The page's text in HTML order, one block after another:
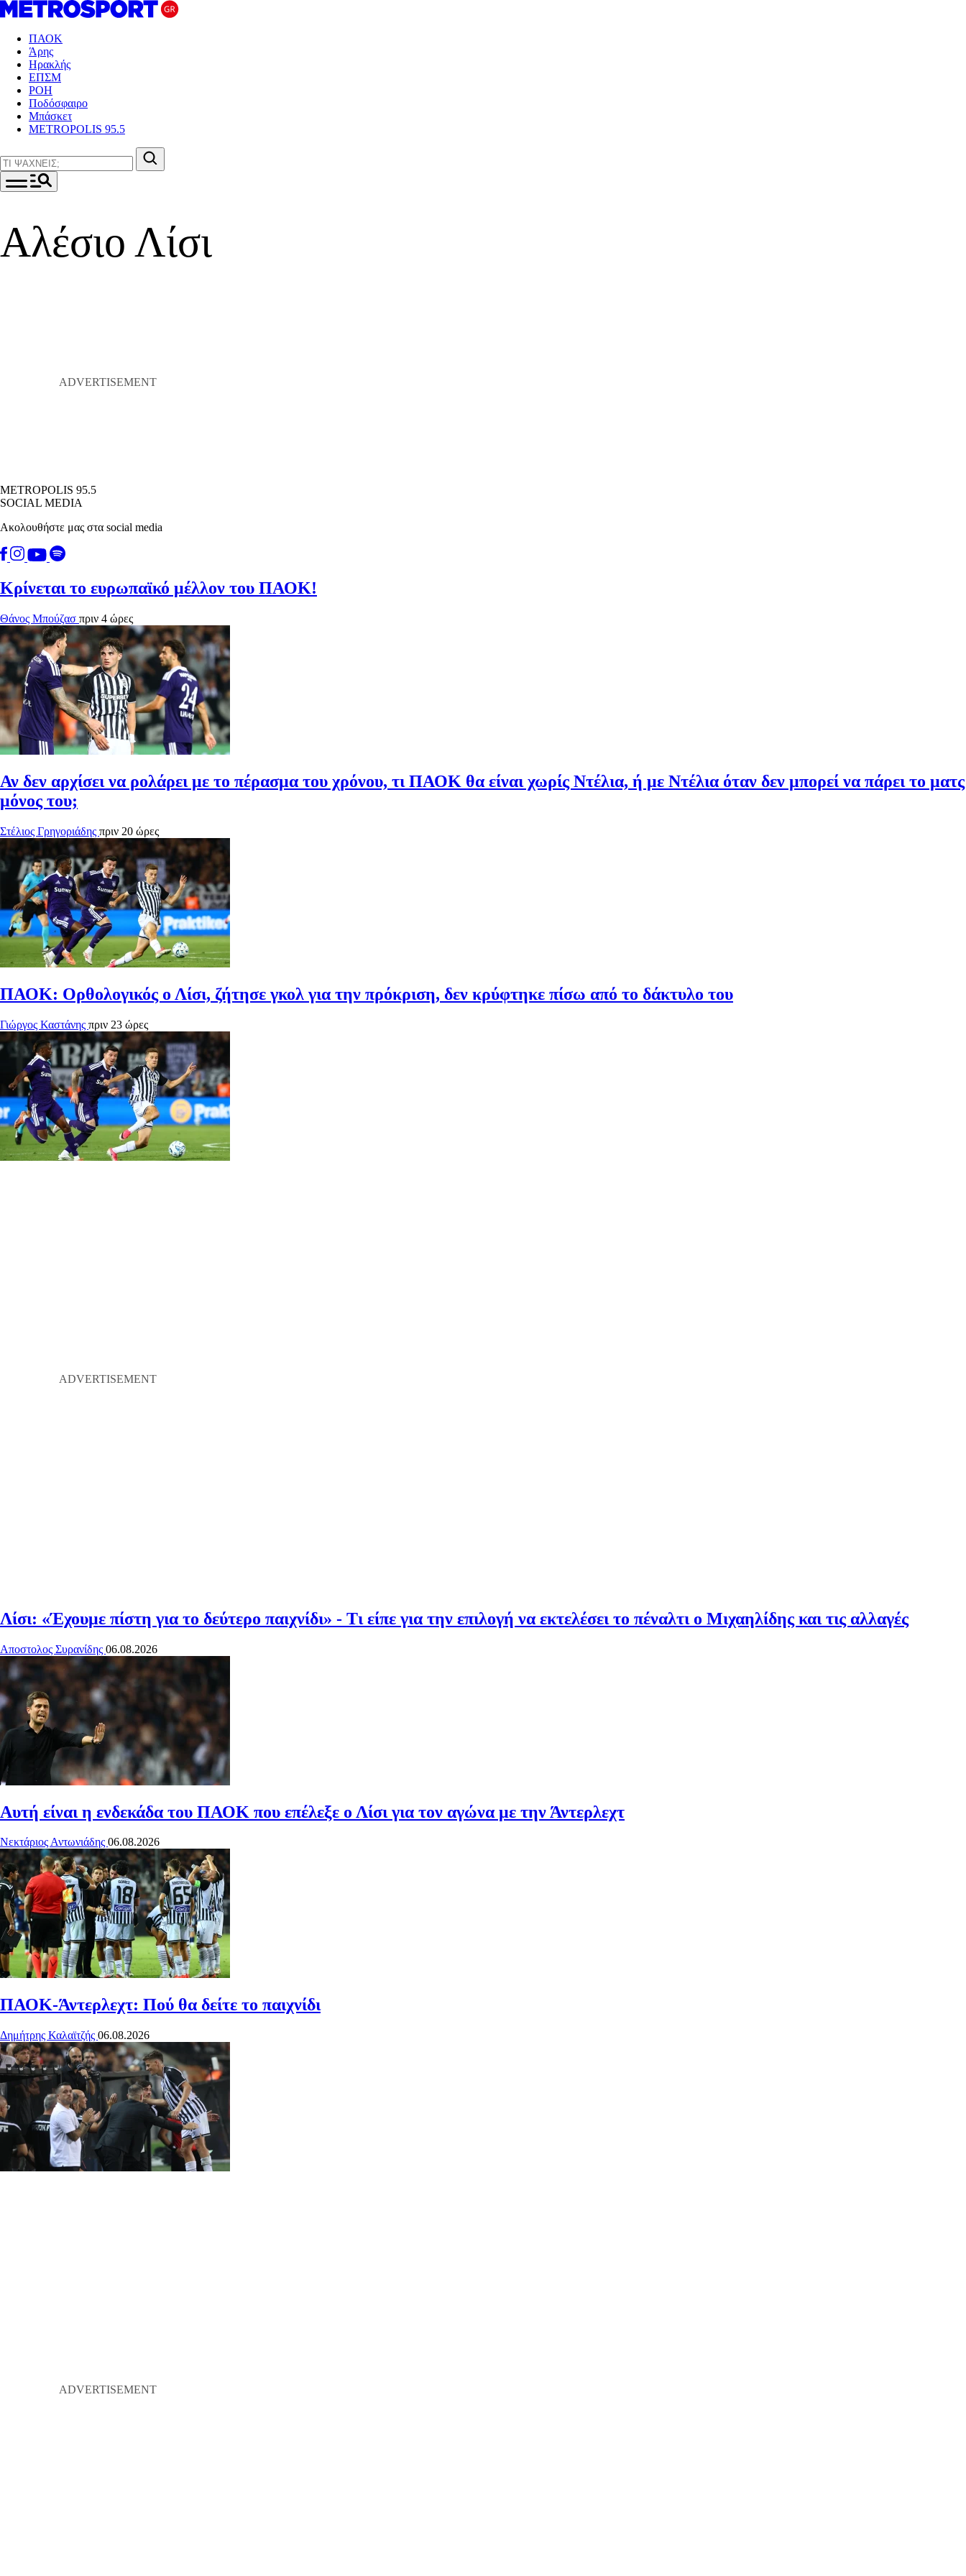
ΠΑΟΚ
Άρης
Ηρακλής
ΕΠΣΜ
ΡΟΗ
Ποδόσφαιρο
Μπάσκετ
METROPOLIS 95.5
Αλέσιο Λίσι
METROPOLIS 95.5
SOCIAL MEDIA
Ακολουθήστε μας στα social media
Κρίνεται το ευρωπαϊκό μέλλον του ΠΑΟΚ!
Θάνος Μπούζασ πριν 4 ώρες
Αν δεν αρχίσει να ρολάρει με το πέρασμα του χρόνου, τι ΠΑΟΚ θα είναι χωρίς Ντέλια, ή με Ντέλια όταν δεν μπορεί να πάρει το ματς
μόνος του;
Στέλιος Γρηγοριάδης πριν 20 ώρες
ΠΑΟΚ: Ορθολογικός ο Λίσι, ζήτησε γκολ για την πρόκριση, δεν κρύφτηκε πίσω από το δάκτυλο του
Γιώργος Καστάνης πριν 23 ώρες
Λίσι: «Έχουμε πίστη για το δεύτερο παιχνίδι» - Τι είπε για την επιλογή να εκτελέσει το πέναλτι ο Μιχαηλίδης και τις αλλαγές
Αποστολος Συρανίδης 06.08.2026
Αυτή είναι η ενδεκάδα του ΠΑΟΚ που επέλεξε ο Λίσι για τον αγώνα με την Άντερλεχτ
Νεκτάριος Αντωνιάδης 06.08.2026
ΠΑΟΚ-Άντερλεχτ: Πού θα δείτε το παιχνίδι
Δημήτρης Καλαϊτζής 06.08.2026